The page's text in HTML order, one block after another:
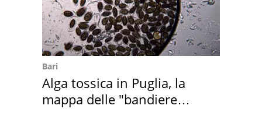
Bari
Alga tossica in Puglia, la
mappa delle "bandiere